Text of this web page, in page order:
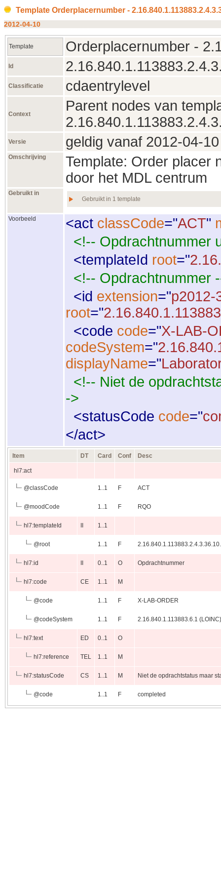
Template Orderplacernumber -
2012‑04‑10
Template Orderplacernumber -
Id
Classificatie cdaentrylevel
Context
Parent nodes van
Versie geldig vanaf
Omschrijving
Template: Order placer
door het MDL centrum
Gebruikt in
Gebruikt in 1 template
Voorbeeld <act classCode="ACT"
<!-- Opdrachtnummer
<templateId root="
<!-- Opdrachtnummer
<id extension="p2012-
root="
<code code="X-LAB-
codeSystem="
displayName="
<!-- Niet de
->
<statusCode code="
</act>
Item DT Card Conf Desc
hl7:act
@classCode 1..1 F ACT
@moodCode 1..1 F RQO
hl7:templateId 1..1
@root 1..1 F
hl7:id 0..1 O Opdrachtnummer
hl7:code CE 1..1 M
@code 1..1 F X-LAB-ORDER
@codeSystem 1..1 F 2.16.840.1.113883.6.1 (LOINC)
hl7:text ED 0..1 O
hl7:reference TEL 1..1 M
hl7:statusCode CS 1..1 M Niet de opdrachtstatus maar
@code 1..1 F completed